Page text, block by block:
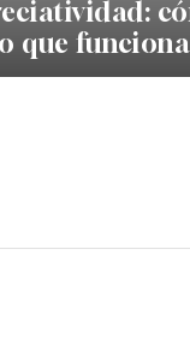
que funciona